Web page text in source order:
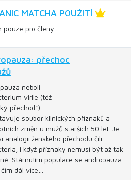
MATCHA POUŽITÍ
pouze pro členy
přechod
neboli
virile (též
přechod”)
soubor klinických příznaků a
změn u mužů starších 50 let. Je
analogií ženského přechodu čili
i když příznaky nemusí být až tak
Stárnutím populace se andropauza
dál více…